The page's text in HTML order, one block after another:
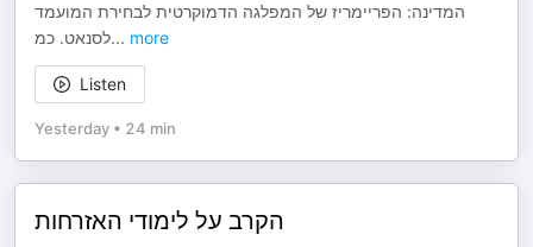
המדינה: הפריימריז של המפלגה הדמוקרטית לבחירת המועמד
לסנאט. כמ... more
Listen
Yesterday • 24 min
הקרב על לימודי האזרחות